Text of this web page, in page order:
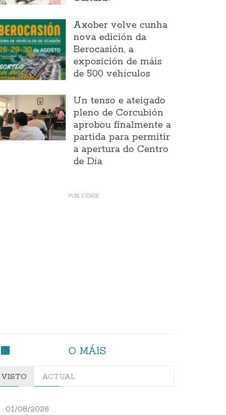
Axober volve cunha
nova edición da
Berocasión, a
exposición de máis
de 500 vehículos
Un tenso e ateigado
pleno de Corcubión
aprobou finalmente a
partida para permitir
a apertura do Centro
de Día
O MÁIS
VISTO ACTUAL
01/08/2026